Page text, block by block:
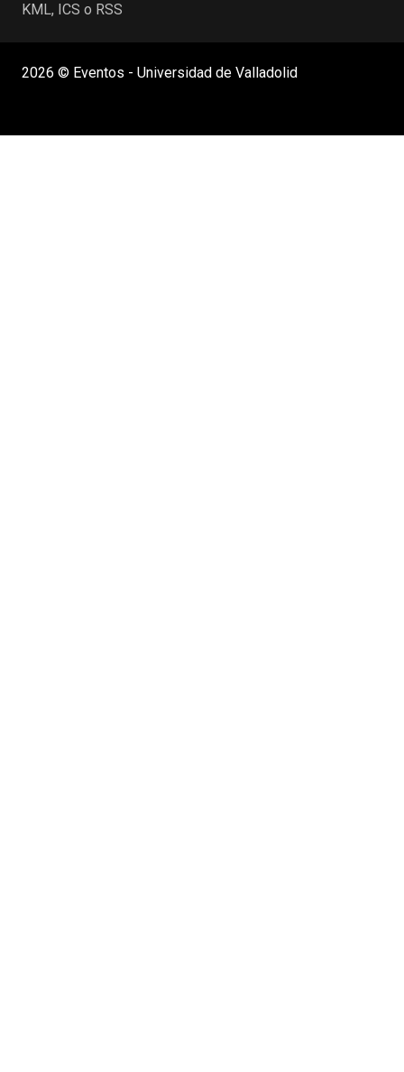
KML, ICS o RSS
2026 © Eventos - Universidad de Valladolid